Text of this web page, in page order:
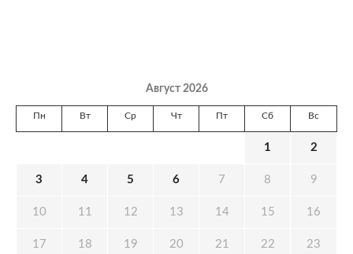
Август 2026
Пн Вт Ср Чт Пт Сб Вс
1 2
3 4 5 6 7 8 9
10 11 12 13 14 15 16
17 18 19 20 21 22 23